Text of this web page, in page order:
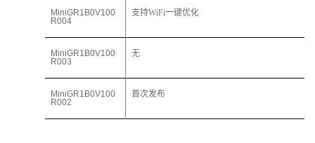
MiniGR1 B0V100
R004
支持WiFi一键优化
MiniGR1 B0V100
R003
无
MiniGR1 B0V100
R002
首次发布